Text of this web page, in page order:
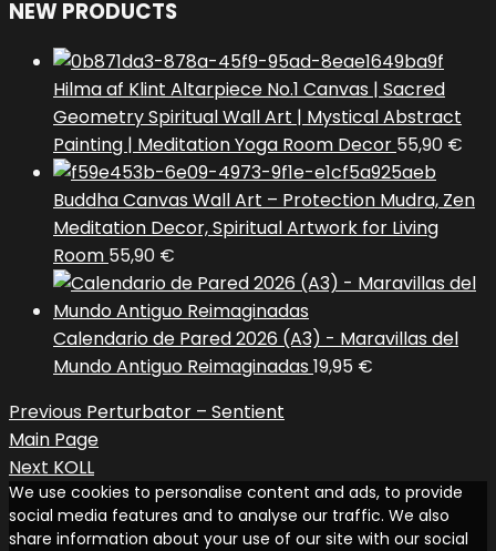
NEW PRODUCTS
Hilma af Klint Altarpiece No.1 Canvas | Sacred
Geometry Spiritual Wall Art | Mystical Abstract
Painting | Meditation Yoga Room Decor 55,90 €
Buddha Canvas Wall Art – Protection Mudra, Zen
Meditation Decor, Spiritual Artwork for Living
Room 55,90 €
Calendario de Pared 2026 (A3) - Maravillas del
Mundo Antiguo Reimaginadas 19,95 €
Previous Perturbator – Sentient
Main Page
Next KOLL
We use cookies to personalise content and ads, to provide
social media features and to analyse our traffic. We also
share information about your use of our site with our social